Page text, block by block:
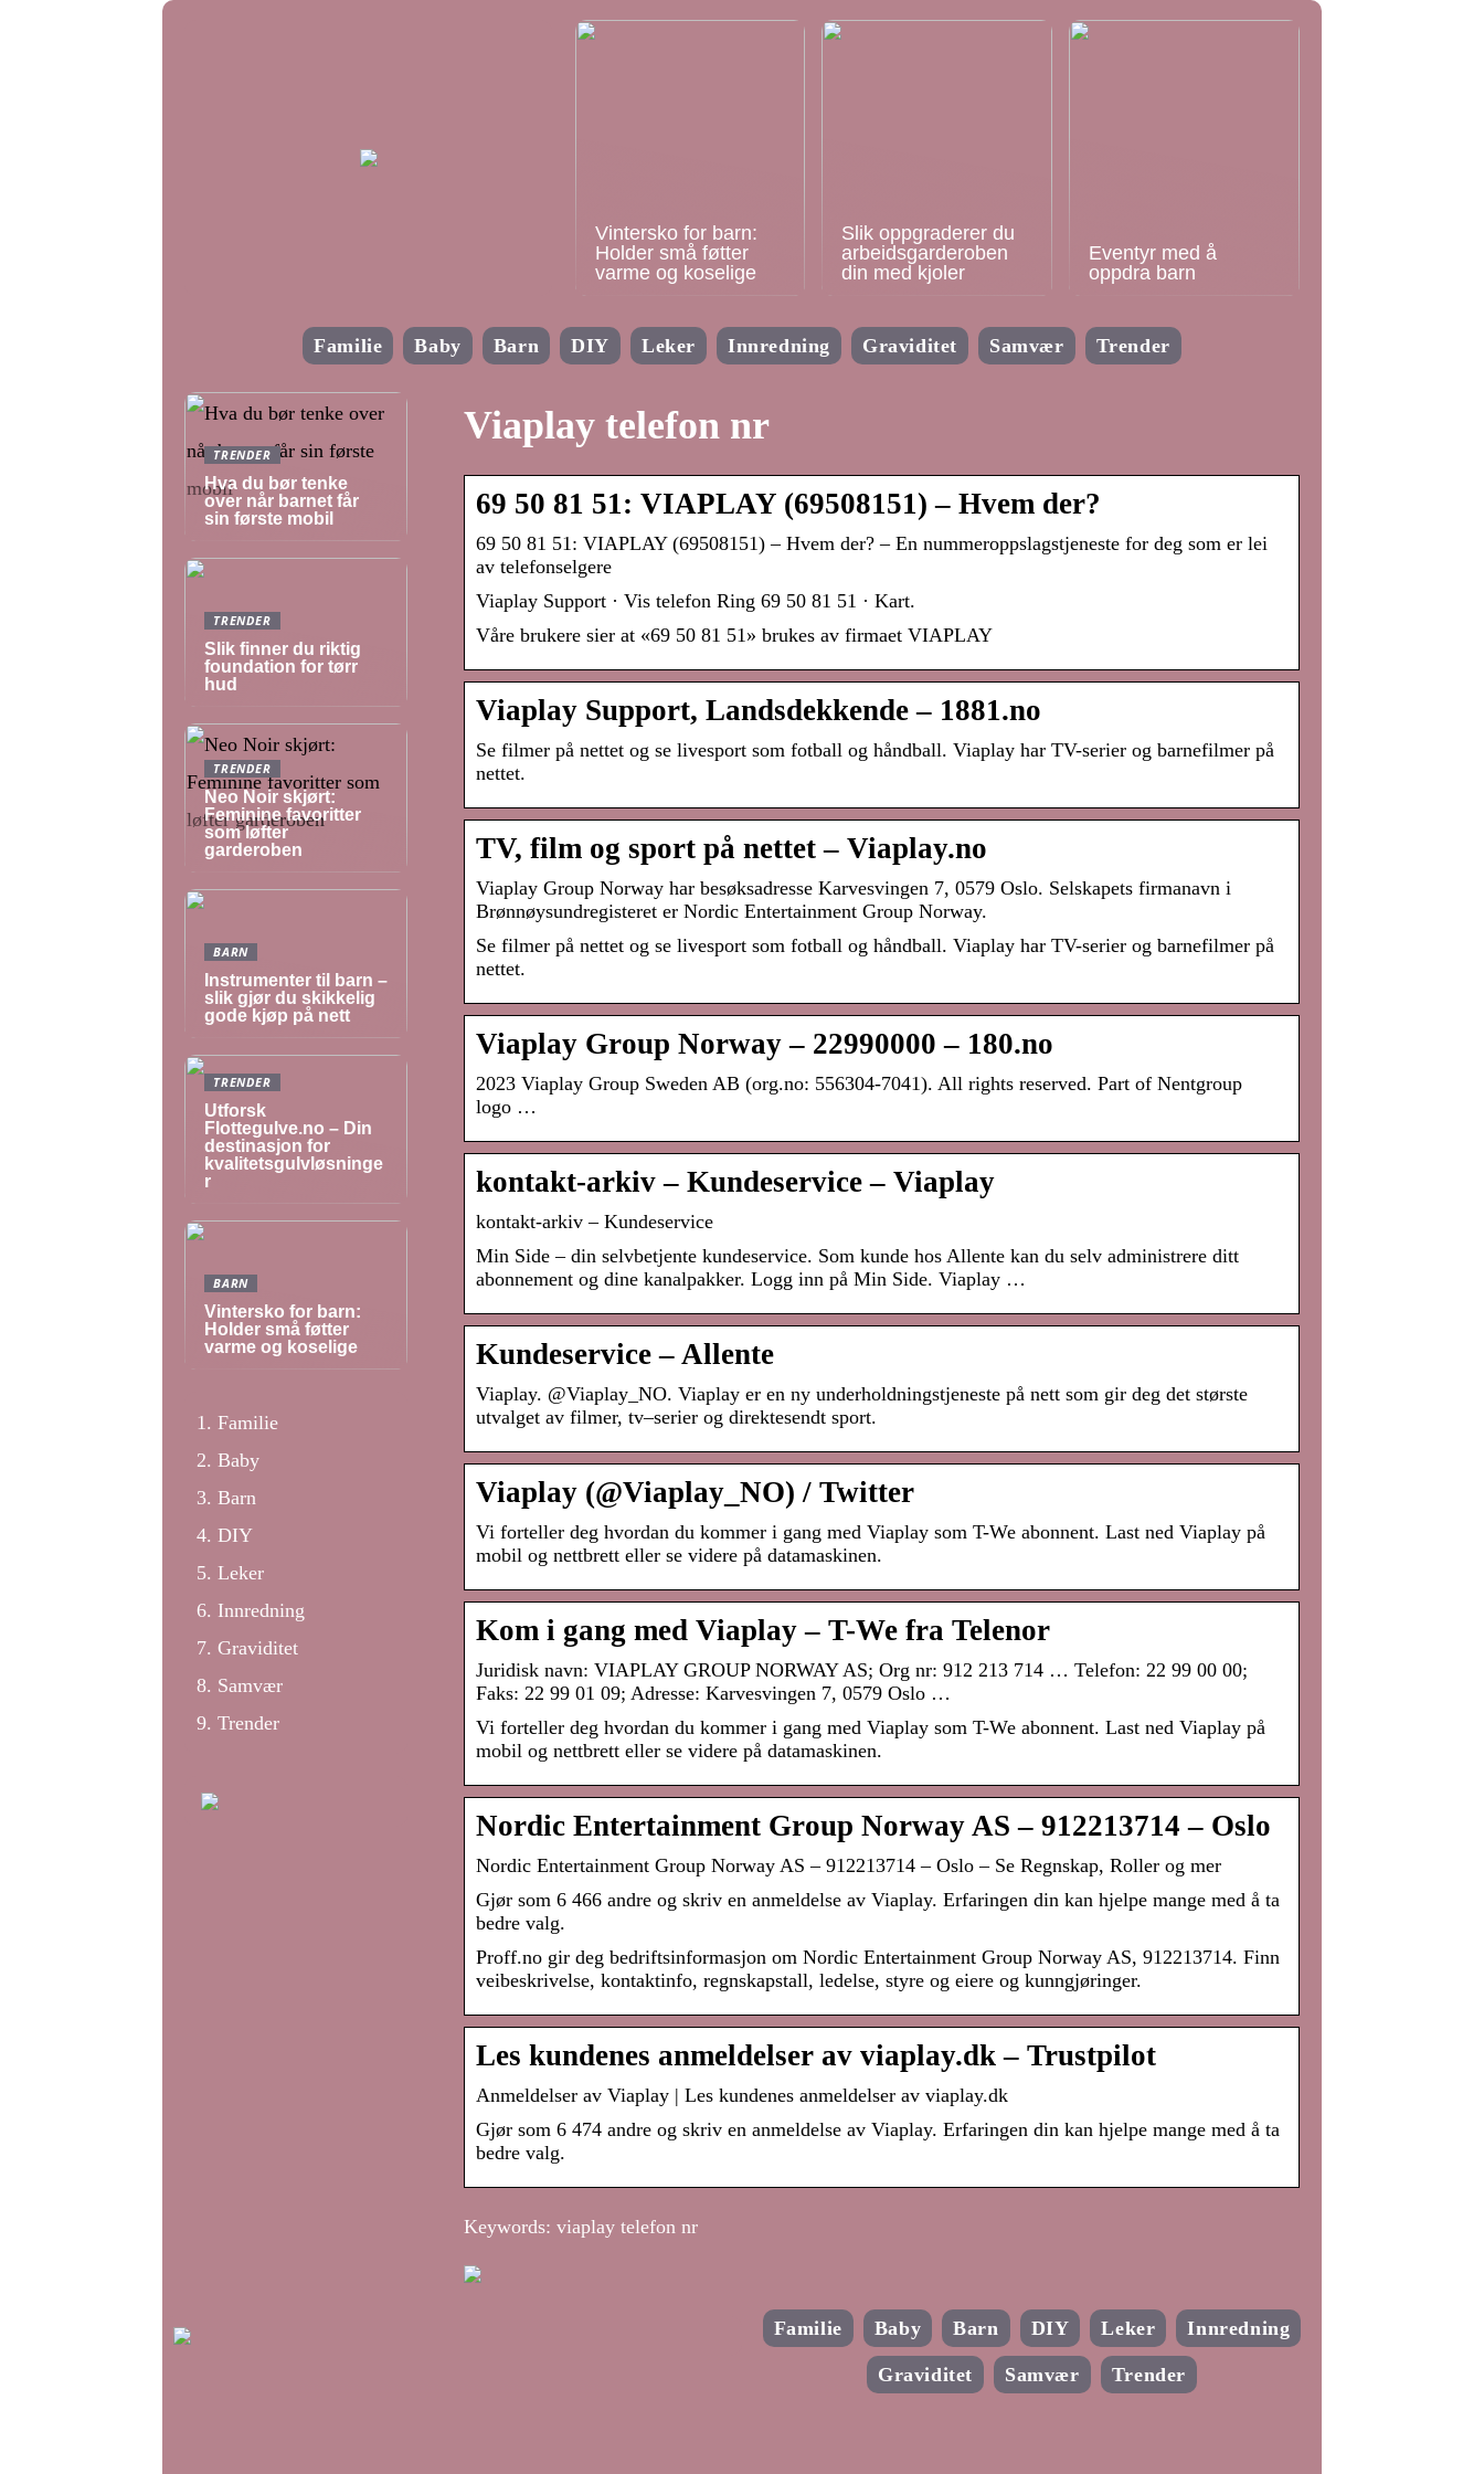
Vintersko for barn:
Holder små føtter
varme og koselige
Slik oppgraderer du
arbeidsgarderoben
din med kjoler
Eventyr med å
oppdra barn
Familie Baby Barn DIY Leker Innredning Graviditet Samvær Trender
Viaplay telefon nr
69 50 81 51: VIAPLAY (69508151) – Hvem der?
69 50 81 51: VIAPLAY (69508151) – Hvem der? – En nummeroppslagstjeneste for deg som er lei
av telefonselgere
Viaplay Support · Vis telefon Ring 69 50 81 51 · Kart.
Våre brukere sier at «69 50 81 51» brukes av firmaet VIAPLAY
Viaplay Support, Landsdekkende – 1881.no
Se filmer på nettet og se livesport som fotball og håndball. Viaplay har TV-serier og barnefilmer på
nettet.
TV, film og sport på nettet – Viaplay.no
Viaplay Group Norway har besøksadresse Karvesvingen 7, 0579 Oslo. Selskapets firmanavn i
Brønnøysundregisteret er Nordic Entertainment Group Norway.
Se filmer på nettet og se livesport som fotball og håndball. Viaplay har TV-serier og barnefilmer på
nettet.
Viaplay Group Norway – 22990000 – 180.no
2023 Viaplay Group Sweden AB (org.no: 556304-7041). All rights reserved. Part of Nentgroup
logo …
kontakt-arkiv – Kundeservice – Viaplay
kontakt-arkiv – Kundeservice
Min Side – din selvbetjente kundeservice. Som kunde hos Allente kan du selv administrere ditt
abonnement og dine kanalpakker. Logg inn på Min Side. Viaplay …
Kundeservice – Allente
Viaplay. @Viaplay_NO. Viaplay er en ny underholdningstjeneste på nett som gir deg det største
utvalget av filmer, tv–serier og direktesendt sport.
Viaplay (@Viaplay_NO) / Twitter
Vi forteller deg hvordan du kommer i gang med Viaplay som T-We abonnent. Last ned Viaplay på
mobil og nettbrett eller se videre på datamaskinen.
Kom i gang med Viaplay – T-We fra Telenor
Juridisk navn: VIAPLAY GROUP NORWAY AS; Org nr: 912 213 714 … Telefon: 22 99 00 00;
Faks: 22 99 01 09; Adresse: Karvesvingen 7, 0579 Oslo …
Vi forteller deg hvordan du kommer i gang med Viaplay som T-We abonnent. Last ned Viaplay på
mobil og nettbrett eller se videre på datamaskinen.
Nordic Entertainment Group Norway AS – 912213714 – Oslo
Nordic Entertainment Group Norway AS – 912213714 – Oslo – Se Regnskap, Roller og mer
Gjør som 6 466 andre og skriv en anmeldelse av Viaplay. Erfaringen din kan hjelpe mange med å ta
bedre valg.
Proff.no gir deg bedriftsinformasjon om Nordic Entertainment Group Norway AS, 912213714. Finn
veibeskrivelse, kontaktinfo, regnskapstall, ledelse, styre og eiere og kunngjøringer.
Les kundenes anmeldelser av viaplay.dk – Trustpilot
Anmeldelser av Viaplay | Les kundenes anmeldelser av viaplay.dk
Gjør som 6 474 andre og skriv en anmeldelse av Viaplay. Erfaringen din kan hjelpe mange med å ta
bedre valg.
Keywords: viaplay telefon nr
TRENDER
Hva du bør tenke
over når barnet får
sin første mobil
TRENDER
Slik finner du riktig
foundation for tørr
hud
TRENDER
Neo Noir skjørt:
Feminine favoritter
som løfter
garderoben
BARN
Instrumenter til barn –
slik gjør du skikkelig
gode kjøp på nett
TRENDER
Utforsk
Flottegulve.no – Din
destinasjon for
kvalitetsgulvløsninge
r
BARN
Vintersko for barn:
Holder små føtter
varme og koselige
Familie
Baby
Barn
DIY
Leker
Innredning
Graviditet
Samvær
Trender
Familie Baby Barn DIY Leker Innredning
Graviditet Samvær Trender